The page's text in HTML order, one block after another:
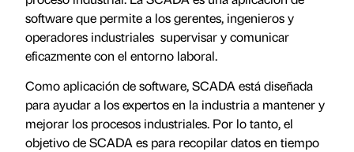
software que permite a los gerentes, ingenieros y
operadores industriales supervisar y comunicar
eficazmente con el entorno laboral.
Como aplicación de software, SCADA está diseñada
para ayudar a los expertos en la industria a mantener y
mejorar los procesos industriales. Por lo tanto, el
objetivo de SCADA es para recopilar datos en tiempo